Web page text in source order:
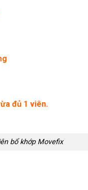
đủ 1 viên.
bổ khớp Movefix